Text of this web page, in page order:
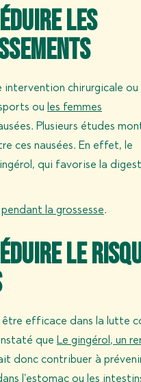
les
intervention chirurgicale ou
ou les femmes
Plusieurs études
ces nausées. En effet, le
qui favorise la
pendant la grossesse.
le
efficace dans la lutte
que Le gingérol, un
donc contribuer à
l’estomac ou les